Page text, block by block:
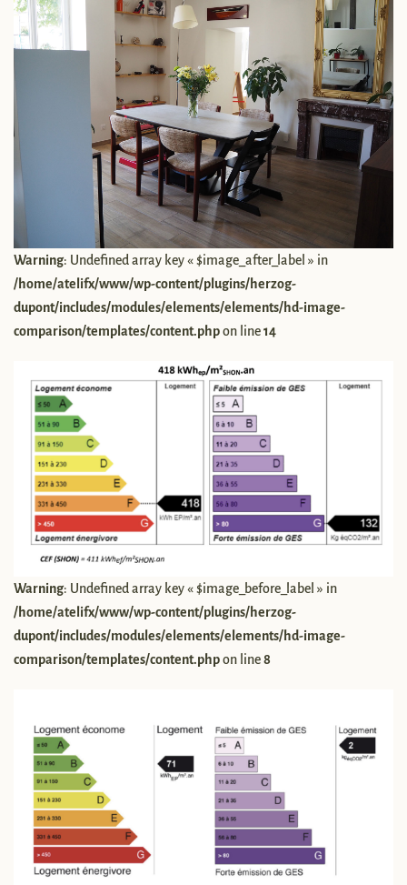
Warning: Undefined array key « $image_after_label » in
/home/atelifx/www/wp-content/plugins/herzog-
dupont/includes/modules/elements/elements/hd-image-
comparison/templates/content.phpon line14
Warning: Undefined array key « $image_before_label » in
/home/atelifx/www/wp-content/plugins/herzog-
dupont/includes/modules/elements/elements/hd-image-
comparison/templates/content.phpon line8